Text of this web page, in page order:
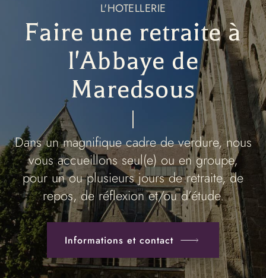
L'HOTELLERIE
Faire une retraite à
l'Abbaye de
Maredsous
Dans un magnifique cadre de verdure, nous
vous accueillons seul(e) ou en groupe,
pour un ou plusieurs jours de retraite, de
repos, de réflexion et/ou d’étude.
Informations et contact